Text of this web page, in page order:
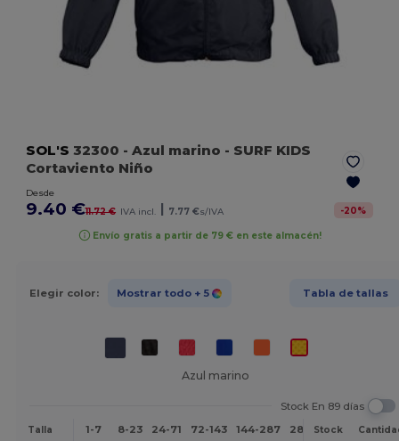
SOL'S 32300 - Azul marino - SURF KIDS
Cortaviento Niño
Desde
9.40 €11.72 € IVA incl. 7.77 €s/IVA -20%
Envío gratis a partir de 79 € en este almacén!
Elegir color: Mostrar todo + 5 Tabla de tallas
Azul marino
Stock En 89 días
Talla 1-7 8-23 24-71 72-143 144-287 288 + Más
Stock